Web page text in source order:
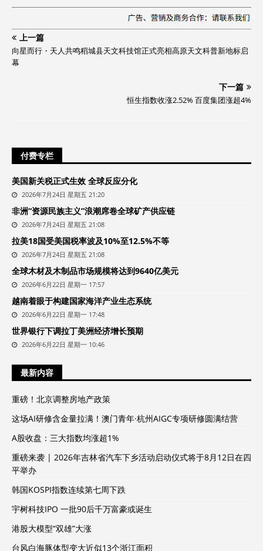
上一篇
向星而行・天人共鸣稻城县天文科技馆正式亮相高原天文科普新地标启
幕
下一篇
恒生指数收涨2.52% 百度集团涨超4%
付费专栏
美国新关税正式生效 全球反应分化
2026年7月24日 星期五 21:20
非洲“资源民族主义”浪潮席卷全球矿产供应链
2026年7月24日 星期五 21:08
拉美18国受美国税率波及10%至12.5%不等
2026年7月24日 星期五 21:08
全球木材及木制品市场规模将达到9640亿美元
2026年6月22日 星期一 17:57
越南着眼于构建国家海洋产业生态系统
2026年6月22日 星期一 17:48
世界银行下调拉丁美洲经济增长预期
2026年6月22日 星期一 10:46
最新内容
重磅！北京调整房地产政策
这场AI研修含金量拉满！澳门青年·杭州AIGC专项研修圆满结营
A股收盘：三大指数均涨超1%
重磅来袭 | 2026年吉林省汽车下乡活动启动仪式将于8月12日在四
平举办
韩国KOSPI指数连续第七周下跌
宇树科技IPO 一批90后千万富豪或诞生
港股大模型“双雄”大涨
台风白海豚体型变大近似13个浙江面积